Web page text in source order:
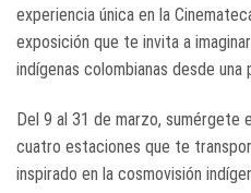
experiencia única en la
exposición que te invita a
indígenas colombianas desde
Del 9 al 31 de marzo, sumérgete
cuatro estaciones que te
inspirado en la cosmovisión